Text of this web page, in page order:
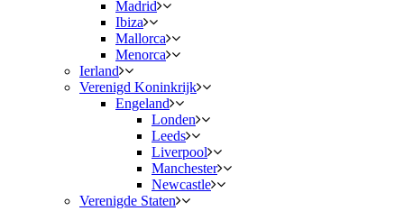
Madrid
Ibiza
Mallorca
Menorca
Ierland
Verenigd Koninkrijk
Engeland
Londen
Leeds
Liverpool
Manchester
Newcastle
Verenigde Staten